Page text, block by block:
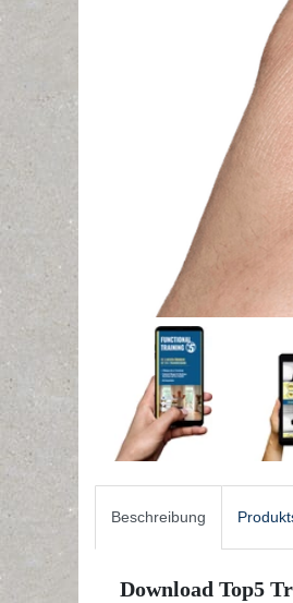
Beschreibung
Download Top5